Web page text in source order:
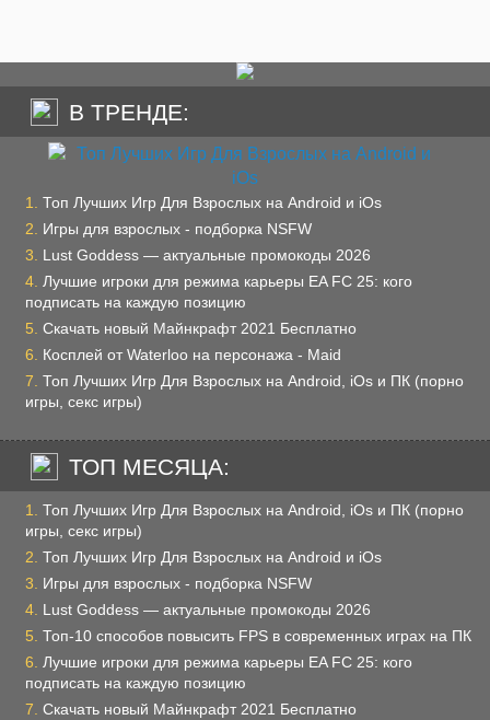
В ТРЕНДЕ:
Топ Лучших Игр Для Взрослых на Android и iOs
Игры для взрослых - подборка NSFW
Lust Goddess — актуальные промокоды 2026
Лучшие игроки для режима карьеры EA FC 25: кого
подписать на каждую позицию
Скачать новый Майнкрафт 2021 Бесплатно
Косплей от Waterloo на персонажа - Maid
Топ Лучших Игр Для Взрослых на Android, iOs и ПК (порно
игры, секс игры)
ТОП МЕСЯЦА:
Топ Лучших Игр Для Взрослых на Android, iOs и ПК (порно
игры, секс игры)
Топ Лучших Игр Для Взрослых на Android и iOs
Игры для взрослых - подборка NSFW
Lust Goddess — актуальные промокоды 2026
Топ-10 способов повысить FPS в современных играх на ПК
Лучшие игроки для режима карьеры EA FC 25: кого
подписать на каждую позицию
Скачать новый Майнкрафт 2021 Бесплатно